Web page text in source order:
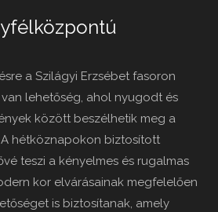
a Szilágyi Erzsébet fasoron
lehetőség, ahol nyugodt és
között beszélhetik meg a
hétköznapokon biztosított
teszi a kényelmes és rugalmas
kor elvárásainak megfelelően
is biztosítanak, amely